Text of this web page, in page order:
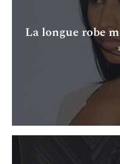
La longue robe